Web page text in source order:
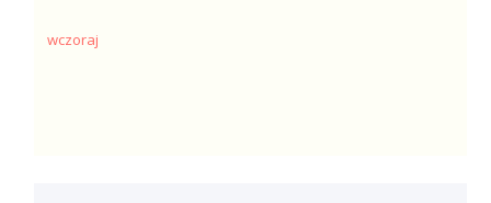
wczoraj